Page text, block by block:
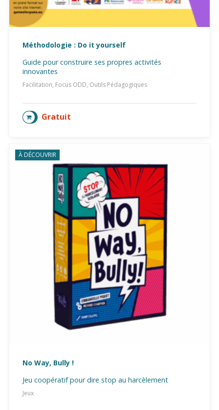
Méthodologie : Do it yourself
Guide pour construire ses propres activités
innovantes
Facilitation, Focus ODD, Outils Pédagogiques
Gratuit
AJOUTER AU PANIER
À DÉCOUVRIR
No Way, Bully !
Jeu coopératif pour dire stop au harcèlement
Jeux